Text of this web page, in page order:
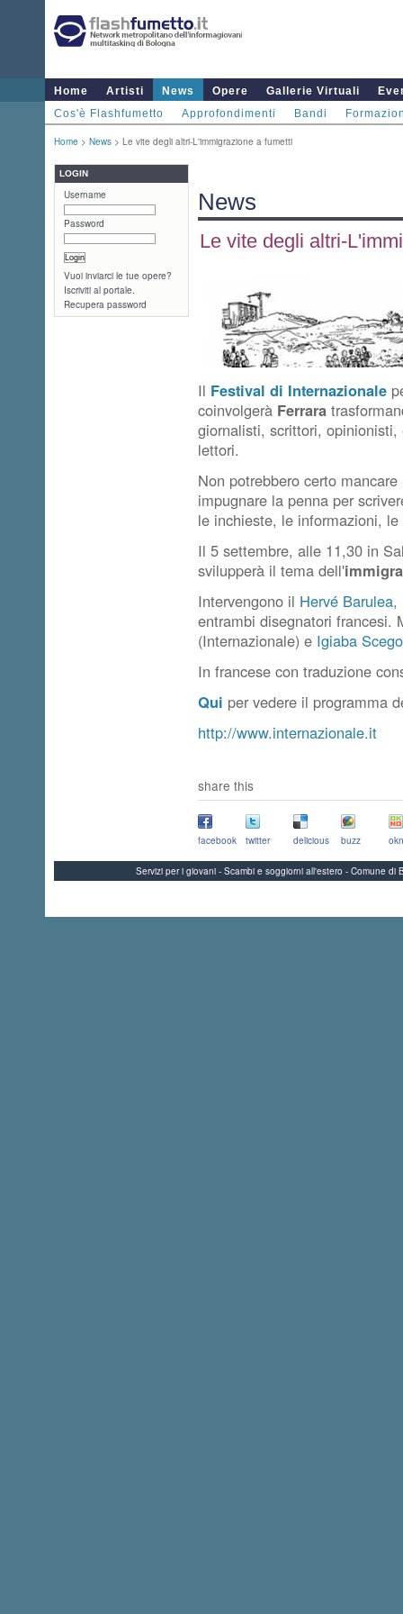
Home Artisti News Opere Gallerie Virtuali
Cos'è Flashfumetto
Approfondimenti Bandi
Home > News > Le vite degli altri-L'immigrazione a fumetti
LOGIN
Username
Password
Vuoi inviarci le tue opere?
Iscriviti al portale.
Recupera password
News
Le vite degli altri-
Il Festival di Internazionale
coinvolgerà Ferrara
giornalisti, scrittori,
lettori.
Non potrebbero certo
impugnare la penna per
le inchieste, le informazioni,
Il 5 settembre, alle 11,30 in
svilupperà il tema dell'
Intervengono il Hervé Barulea,
entrambi disegnatori francesi.
(Internazionale) e Igiaba Scego
In francese con traduzione
Qui per vedere il programma
http://www.internazionale.it
share this
facebook twitter delicious buzz
Servizi per i giovani - Scambi e soggiorni all'estero - Comune